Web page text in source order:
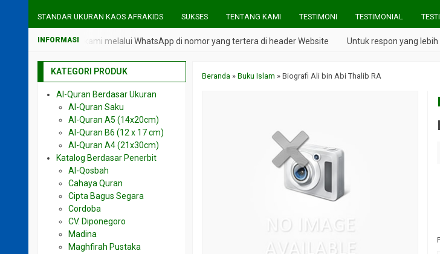
STANDAR UKURAN KAOS AFRAKIDS SUKSES TENTANG KAMI TESTIMONI TESTIMONIAL
langsung admin kami melalui WhatsApp di nomor yang tertera di header Website Untuk respon yang lebih
Beranda »Buku Islam »Biografi Ali bin Abi Thalib RA
KATEGORI PRODUK
Al-Quran Berdasar Ukuran
Al-Quran Saku
Al-Quran A5 (14x20cm)
Al-Quran B6 (12 x 17 cm)
Al-Quran A4 (21x30cm)
Katalog Berdasar Penerbit
Al-Qosbah
Cahaya Quran
Cipta Bagus Segara
Cordoba
CV. Diponegoro
Madina
Maghfirah Pustaka